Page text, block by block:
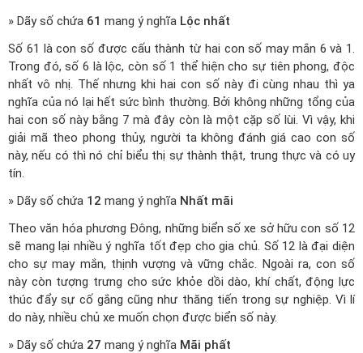
» Dãy số chứa 61 mang ý nghĩa Lộc nhất
Số 61 là con số được cấu thành từ hai con số may mắn 6 và 1.
Trong đó, số 6 là lộc, còn số 1 thể hiện cho sự tiên phong, độc
nhất vô nhị. Thế nhưng khi hai con số này đi cùng nhau thì ya
nghĩa của nó lại hết sức bình thường. Bởi không những tổng của
hai con số này bằng 7 mà đây còn là một cặp số lùi. Vì vậy, khi
giải mã theo phong thủy, người ta không đánh giá cao con số
này, nếu có thì nó chỉ biểu thị sự thành thật, trung thực và có uy
tín.
» Dãy số chứa 12 mang ý nghĩa Nhất mãi
Theo văn hóa phương Đông, những biển số xe sở hữu con số 12
sẽ mang lại nhiều ý nghĩa tốt đẹp cho gia chủ. Số 12 là đại diện
cho sự may mắn, thịnh vượng và vững chắc. Ngoài ra, con số
này còn tượng trưng cho sức khỏe dồi dào, khí chất, động lực
thúc đẩy sự cố gắng cũng như thăng tiến trong sự nghiệp. Vì lí
do này, nhiều chủ xe muốn chọn được biển số này.
» Dãy số chứa 27 mang ý nghĩa Mãi phất